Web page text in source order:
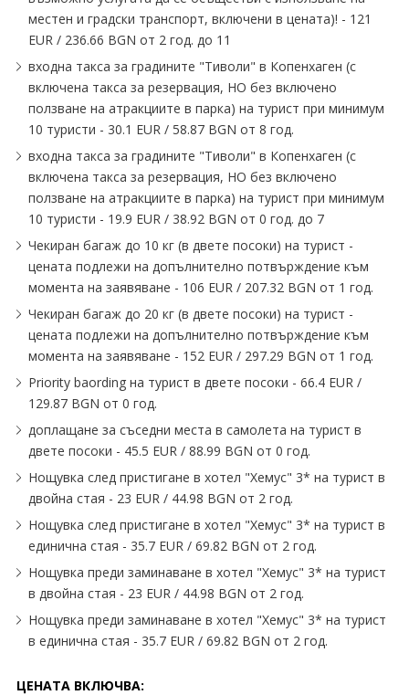
местен и градски транспорт, включени в цената)! - 121
EUR / 236.66 BGN от 2 год. до 11
входна такса за градините "Тиволи" в Копенхаген (с
включена такса за резервация, НО без включено
ползване на атракциите в парка) на турист при минимум
10 туристи - 30.1 EUR / 58.87 BGN от 8 год.
входна такса за градините "Тиволи" в Копенхаген (с
включена такса за резервация, НО без включено
ползване на атракциите в парка) на турист при минимум
10 туристи - 19.9 EUR / 38.92 BGN от 0 год. до 7
Чекиран багаж до 10 кг (в двете посоки) на турист -
цената подлежи на допълнително потвърждение към
момента на заявяване - 106 EUR / 207.32 BGN от 1 год.
Чекиран багаж до 20 кг (в двете посоки) на турист -
цената подлежи на допълнително потвърждение към
момента на заявяване - 152 EUR / 297.29 BGN от 1 год.
Priority baording на турист в двете посоки - 66.4 EUR /
129.87 BGN от 0 год.
доплащане за съседни места в самолета на турист в
двете посоки - 45.5 EUR / 88.99 BGN от 0 год.
Нощувка след пристигане в хотел "Хемус" 3* на турист в
двойна стая - 23 EUR / 44.98 BGN от 2 год.
Нощувка след пристигане в хотел "Хемус" 3* на турист в
единична стая - 35.7 EUR / 69.82 BGN от 2 год.
Нощувка преди заминаване в хотел "Хемус" 3* на турист
в двойна стая - 23 EUR / 44.98 BGN от 2 год.
Нощувка преди заминаване в хотел "Хемус" 3* на турист
в единична стая - 35.7 EUR / 69.82 BGN от 2 год.
ЦЕНАТА ВКЛЮЧВА: